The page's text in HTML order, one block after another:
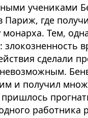
учениками
Париж, где
Тем,
сделали
и получил
пришлось
работника